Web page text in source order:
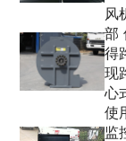
风
部
得
现
心
使
监